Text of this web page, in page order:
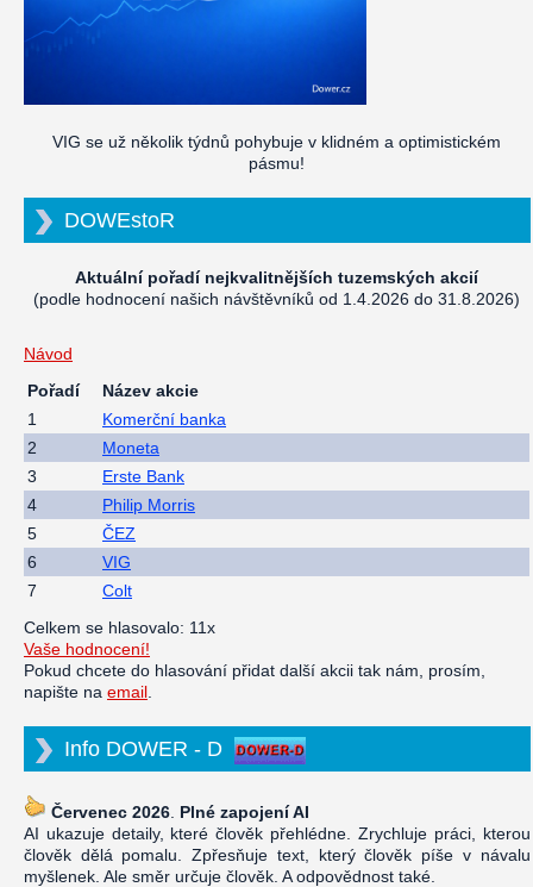
VIG se už několik týdnů pohybuje v klidném a optimistickém
pásmu!
DOWEstoR
Aktuální pořadí nejkvalitnějších tuzemských akcií
(podle hodnocení našich návštěvníků od 1.4.2026 do 31.8.2026)
Návod
Pořadí
Název akcie
1
Komerční banka
2
Moneta
3
Erste Bank
4
Philip Morris
5
ČEZ
6
VIG
7
Colt
Celkem se hlasovalo: 11x
Vaše hodnocení!
Pokud chcete do hlasování přidat další akcii tak nám, prosím,
napište na email
Info DOWER - D
Červenec 2026 Plné zapojení AI
AI ukazuje detaily, které člověk přehlédne. Zrychluje práci, kterou
člověk dělá pomalu. Zpřesňuje text, který člověk píše v návalu
myšlenek. Ale směr určuje člověk. A odpovědnost také.